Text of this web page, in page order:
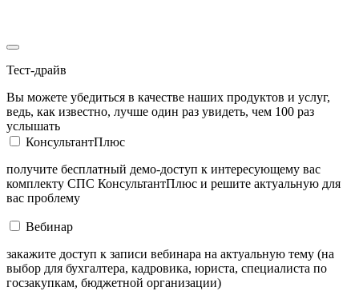
Тест-драйв
Вы можете убедиться в качестве наших продуктов и услуг,
ведь, как известно, лучше один раз увидеть, чем 100 раз
услышать
КонсультантПлюс
получите бесплатный демо-доступ к интересующему вас
комплекту СПС КонсультантПлюс и решите актуальную для
вас проблему
Вебинар
закажите доступ к записи вебинара на актуальную тему (на
выбор для бухгалтера, кадровика, юриста, специалиста по
госзакупкам, бюджетной организации)